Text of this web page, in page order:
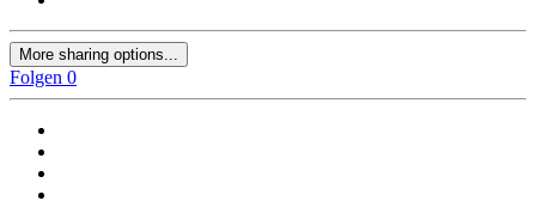
More sharing options...
Folgen 0